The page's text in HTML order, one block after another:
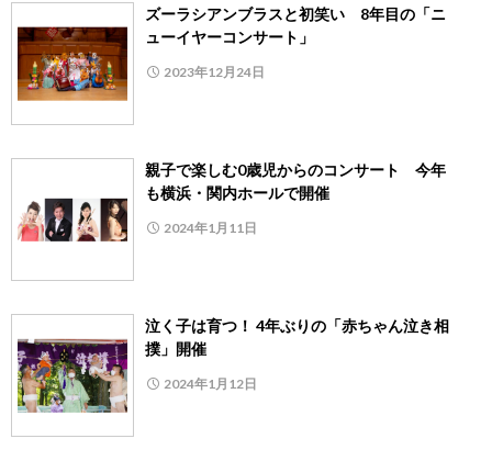
ズーラシアンブラスと初笑い 8年目の「ニ
ューイヤーコンサート」
2023年12月24日
親子で楽しむ0歳児からのコンサート 今年
も横浜・関内ホールで開催
2024年1月11日
泣く子は育つ！ 4年ぶりの「赤ちゃん泣き相
撲」開催
2024年1月12日